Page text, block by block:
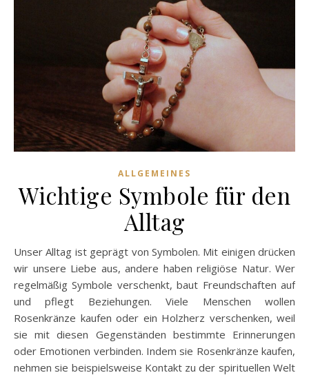
ALLGEMEINES
Wichtige Symbole für den
Alltag
Unser Alltag ist geprägt von Symbolen. Mit einigen drücken
wir unsere Liebe aus, andere haben religiöse Natur. Wer
regelmäßig Symbole verschenkt, baut Freundschaften auf
und pflegt Beziehungen. Viele Menschen wollen
Rosenkränze kaufen oder ein Holzherz verschenken, weil
sie mit diesen Gegenständen bestimmte Erinnerungen
oder Emotionen verbinden. Indem sie Rosenkränze kaufen,
nehmen sie beispielsweise Kontakt zu der spirituellen Welt